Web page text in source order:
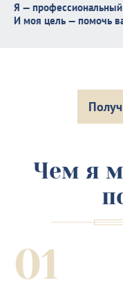
Я — профессиональный
И моя цель — помочь
Чем я
01